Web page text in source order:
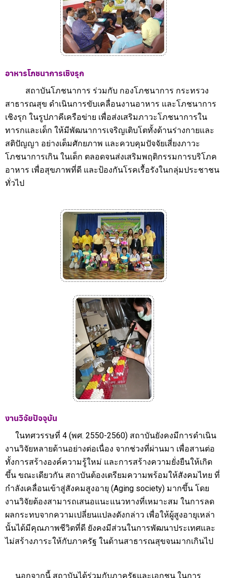
อาหารโภชนาการเชิงรุก
สถาบันโภชนาการ ร่วมกับ กองโภชนาการ กระทรวง
สาธารณสุข ดำเนินการขับเคลื่อนงานอาหาร และโภชนาการ
เชิงรุก ในรูปภาคีเครือข่าย เพื่อส่งเสริมภาวะโภชนาการใน
ทารกและเด็ก ให้มีพัฒนาการเจริญเติบโตทั้งด้านร่างกายและ
สติปัญญา อย่างเต็มศักยภาพ และควบคุมปัจจัยเสี่ยงภาวะ
โภชนาการเกิน ในเด็ก ตลอดจนส่งเสริมพฤติกรรมการบริโภค
อาหาร เพื่อสุขภาพที่ดี และป้องกันโรคเรื้อรังในกลุ่มประชาชน
ทั่วไป
งานวิจัยปัจจุบัน
ในทศวรรษที่ 4 (พศ. 2550-2560) สถาบันยังคงมีการดำเนิน
งานวิจัยหลายด้านอย่างต่อเนื่อง จากช่วงที่ผ่านมา เพื่อสานต่อ
ทั้งการสร้างองค์ความรู้ใหม่ และการสร้างความยั่งยืนให้เกิด
ขึ้น ขณะเดียวกัน สถาบันต้องเตรียมความพร้อมให้สังคมไทย ที่
กำลังเคลื่อนเข้าสู่สังคมสูงอายุ (Aging society) มากขึ้น โดย
งานวิจัยต้องสามารถเสนอแนะแนวทางที่เหมาะสม ในการลด
ผลกระทบจากความเปลี่ยนแปลงดังกล่าว เพื่อให้ผู้สูงอายุเหล่า
นั้นได้มีคุณภาพชีวิตที่ดี ยังคงมีส่วนในการพัฒนาประเทศและ
ไม่สร้างภาระให้กับภาครัฐ ในด้านสาธารณสุขจนมากเกินไป
นอกจากนี้ สถาบันได้ร่วมกับภาครัฐและเอกชน ในการ